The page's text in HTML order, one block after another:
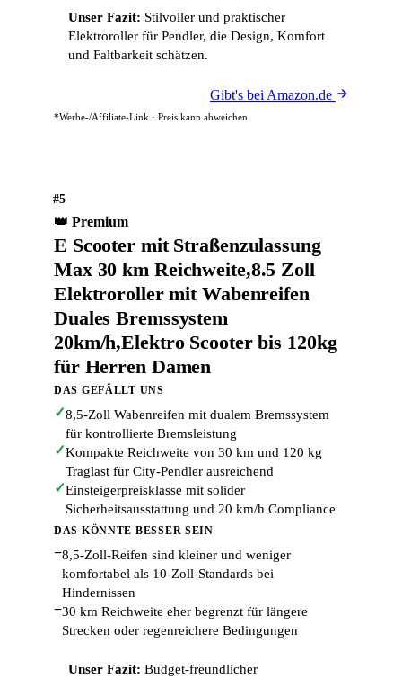
Unser Fazit: Stilvoller und praktischer
Elektroroller für Pendler, die Design, Komfort
und Faltbarkeit schätzen.
Gibt's bei Amazon.de
*Werbe-/Affiliate-Link · Preis kann abweichen
#5
👑 Premium
E Scooter mit Straßenzulassung
Max 30 km Reichweite,8.5 Zoll
Elektroroller mit Wabenreifen
Duales Bremssystem
20km/h,Elektro Scooter bis 120kg
für Herren Damen
DAS GEFÄLLT UNS
✓8,5-Zoll Wabenreifen mit dualem Bremssystem
für kontrollierte Bremsleistung
✓Kompakte Reichweite von 30 km und 120 kg
Traglast für City-Pendler ausreichend
✓Einsteigerpreisklasse mit solider
Sicherheitsausstattung und 20 km/h Compliance
DAS KÖNNTE BESSER SEIN
−8,5-Zoll-Reifen sind kleiner und weniger
komfortabel als 10-Zoll-Standards bei
Hindernissen
−30 km Reichweite eher begrenzt für längere
Strecken oder regenreichere Bedingungen
Unser Fazit: Budget-freundlicher